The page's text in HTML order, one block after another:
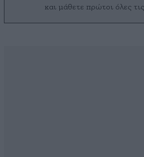
και μάθετε πρώτοι όλες